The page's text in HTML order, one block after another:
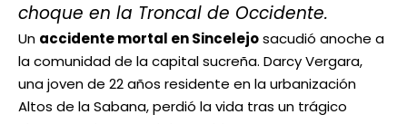
choque en la Troncal de Occidente.
Un accidente mortal en Sincelejosacudió anoche a
la comunidad de la capital sucreña. Darcy Vergara,
una joven de 22 años residente en la urbanización
Altos de la Sabana, perdió la vida tras un trágico